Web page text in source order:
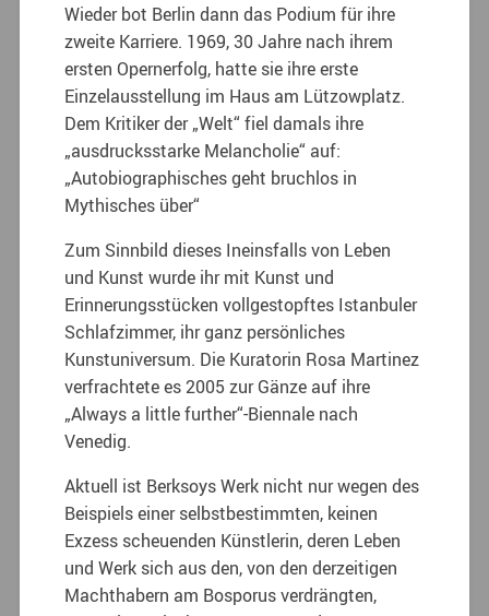
Wieder bot Berlin dann das Podium für ihre
zweite Karriere. 1969, 30 Jahre nach ihrem
ersten Opernerfolg, hatte sie ihre erste
Einzelausstellung im Haus am Lützowplatz.
Dem Kritiker der „Welt“ fiel damals ihre
„ausdrucksstarke Melancholie“ auf:
„Autobiographisches geht bruchlos in
Mythisches über“
Zum Sinnbild dieses Ineinsfalls von Leben
und Kunst wurde ihr mit Kunst und
Erinnerungsstücken vollgestopftes Istanbuler
Schlafzimmer, ihr ganz persönliches
Kunstuniversum. Die Kuratorin Rosa Martinez
verfrachtete es 2005 zur Gänze auf ihre
„Always a little further“-Biennale nach
Venedig.
Aktuell ist Berksoys Werk nicht nur wegen des
Beispiels einer selbstbestimmten, keinen
Exzess scheuenden Künstlerin, deren Leben
und Werk sich aus den, von den derzeitigen
Machthabern am Bosporus verdrängten,